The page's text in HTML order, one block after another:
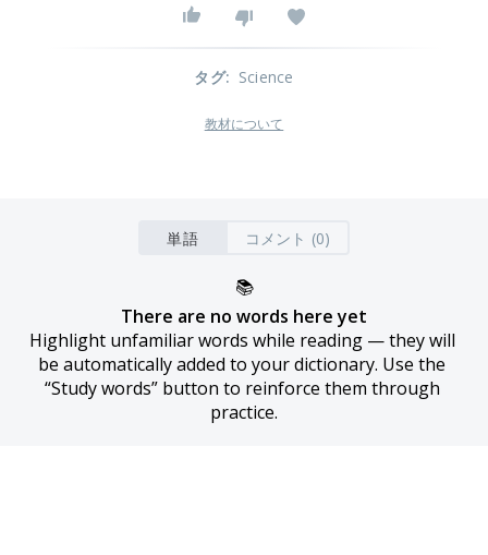
タグ: Science
教材について
単語 コメント (0)
📚
There are no words here yet
Highlight unfamiliar words while reading — they will
be automatically added to your dictionary. Use the
“Study words” button to reinforce them through
practice.